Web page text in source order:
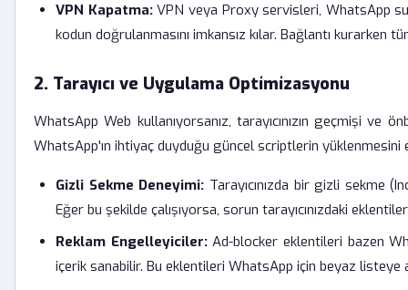
VPN Kapatma:VPN veya Proxy servisleri, WhatsApp
kodun doğrulanmasını imkansız kılar. Bağlantı kurarken
2. Tarayıcı ve Uygulama Optimizasyonu
WhatsApp Web kullanıyorsanız, tarayıcınızın geçmişi ve
WhatsApp'ın ihtiyaç duyduğu güncel scriptlerin yüklenmesini
Gizli Sekme Deneyimi: Tarayıcınızda bir gizli sekme
Eğer bu şekilde çalışıyorsa, sorun tarayıcınızdaki
Reklam Engelleyiciler:Ad-blocker eklentileri bazen
içerik sanabilir. Bu eklentileri WhatsApp için beyaz listeye